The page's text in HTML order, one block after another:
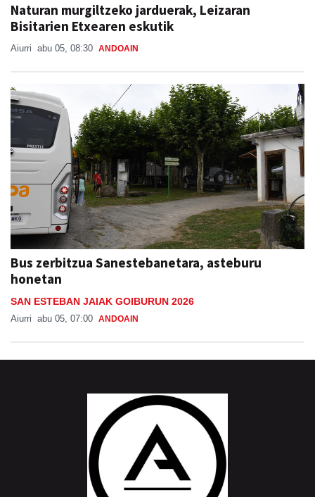
Naturan murgiltzeko jarduerak, Leizaran
Bisitarien Etxearen eskutik
Aiurri abu 05, 08:30 ANDOAIN
Bus zerbitzua Sanestebanetara, asteburu
honetan
SAN ESTEBAN JAIAK GOIBURUN 2026
Aiurri abu 05, 07:00 ANDOAIN